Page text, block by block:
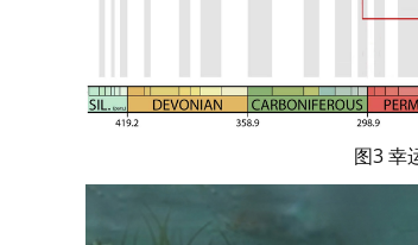
图3 幸